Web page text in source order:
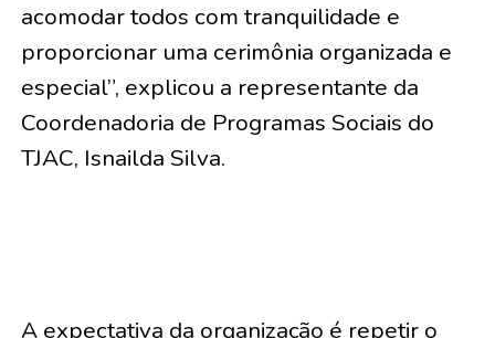
acomodar todos com tranquilidade e
proporcionar uma cerimônia organizada e
especial”, explicou a representante da
Coordenadoria de Programas Sociais do
TJAC, Isnailda Silva.